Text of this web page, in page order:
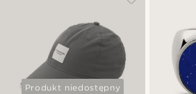
Produkt niedostępny